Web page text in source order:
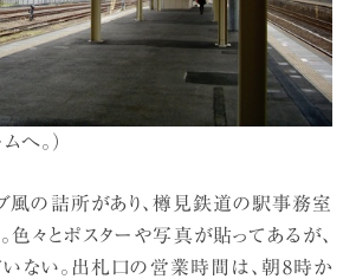
へ。）
風の詰所があり、樽見鉄道の駅事務室
色々とポスターや写真が貼ってあるが、
ない。出札口の営業時間は、朝8時か